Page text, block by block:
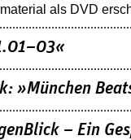
als DVD
»München
– Ein